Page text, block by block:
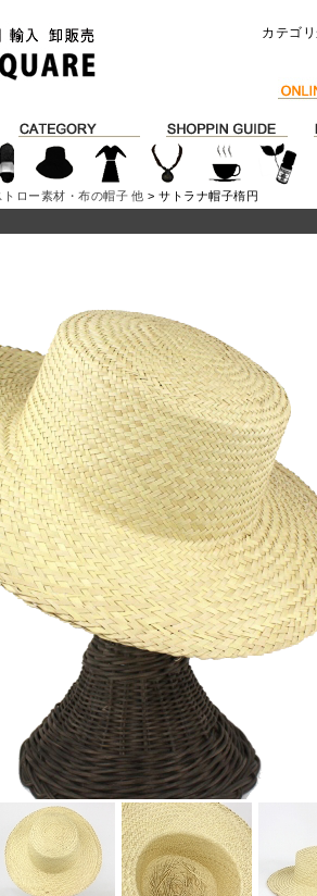
カテゴ
トロー素材・布の帽子 他 > サトラナ帽子楕円